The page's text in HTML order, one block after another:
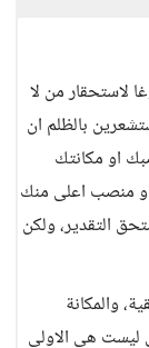
لاستحقار من لا
بالظلم ان
او مكانتك
او منصب اعلى منك
التقدير، ولكن
والمكانة
ليست هي الاولى